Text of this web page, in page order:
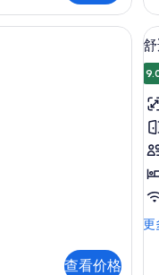
片
房
更
多
息
客房内保险箱、笔记本电脑工
查看价格
显
示
舒
适
双
人
房
的
所
更
舒